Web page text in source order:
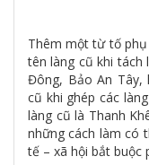
Thêm một từ tố
tên làng cũ khi tách
Đông, Bảo An
cũ khi ghép các
làng cũ là Thanh
những cách làm có
tế – xã hội bắt buộc